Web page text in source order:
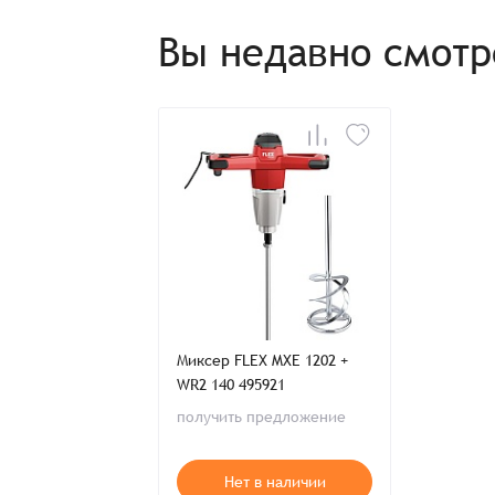
Вы недавно
Миксер FLEX MXE 1202 +
WR2 140 495921
получить предложение
Нет в наличии